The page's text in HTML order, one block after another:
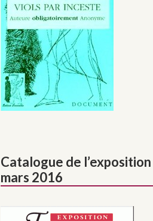
Catalogue de
mars 2016